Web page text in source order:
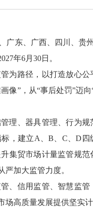
广东、广西、四川、贵
年6月30日。
为路径，以打造放心公
像”，从“事后处罚”迈
理、器具管理、行为规
，建立A、B、C、D四
集贸市场计量监管规范
加大监管力度。
、信用监管、智慧监管
高质量发展提供坚实计